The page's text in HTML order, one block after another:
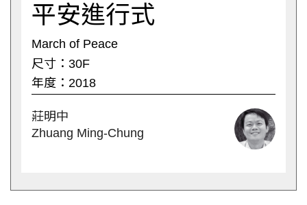
平安進行式
March of Peace
尺寸：30F
年度：2018
莊明中
Zhuang Ming-Chung